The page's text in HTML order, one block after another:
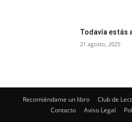
Todavía estás
21 agosto, 2025
Recomiéndame un libro Club de
Contacto
Aviso Legal